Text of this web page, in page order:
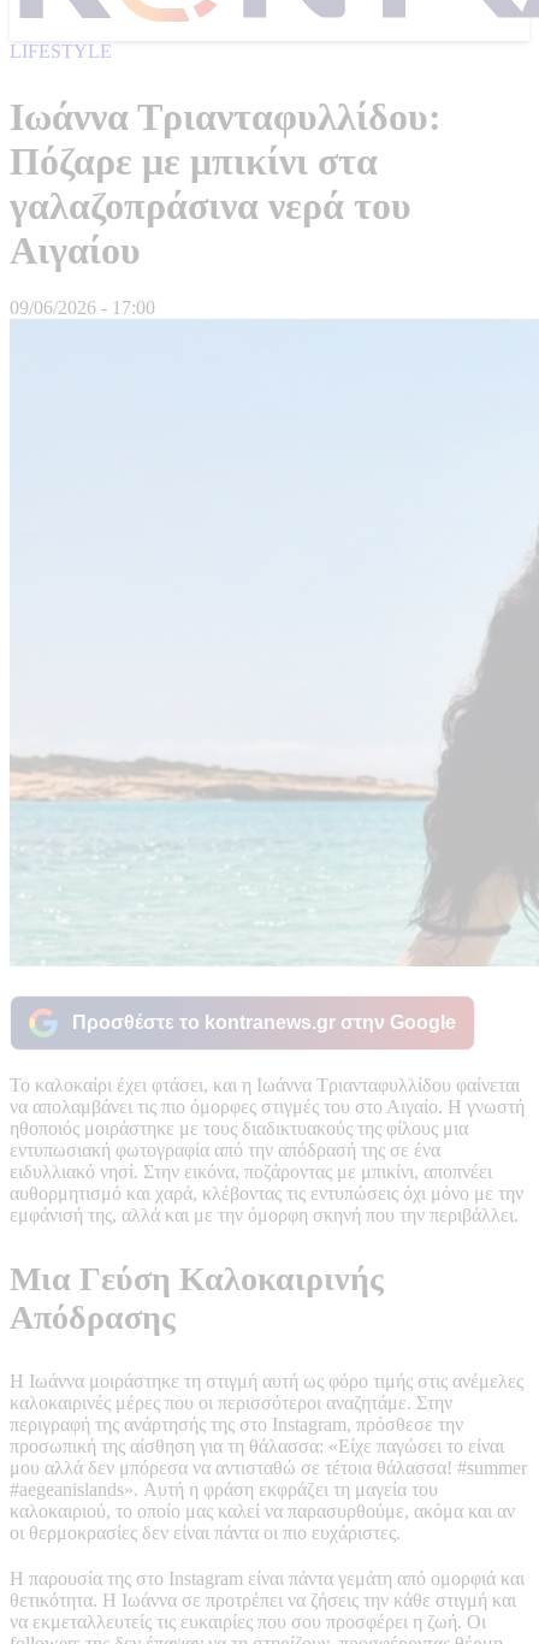
LIFESTYLE
Ιωάννα Τριανταφυλλίδου:
Πόζαρε με μπικίνι στα
γαλαζοπράσινα νερά του
Αιγαίου
09/06/2026 - 17:00
Προσθέστε το kontranews.gr στην Google
Το καλοκαίρι έχει φτάσει, και η Ιωάννα Τριανταφυλλίδου φαίνεται
να απολαμβάνει τις πιο όμορφες στιγμές του στο Αιγαίο. Η γνωστή
ηθοποιός μοιράστηκε με τους διαδικτυακούς της φίλους μια
εντυπωσιακή φωτογραφία από την απόδρασή της σε ένα
ειδυλλιακό νησί. Στην εικόνα, ποζάροντας με μπικίνι, αποπνέει
αυθορμητισμό και χαρά, κλέβοντας τις εντυπώσεις όχι μόνο με την
εμφάνισή της, αλλά και με την όμορφη σκηνή που την περιβάλλει.
Μια Γεύση Καλοκαιρινής
Απόδρασης
Η Ιωάννα μοιράστηκε τη στιγμή αυτή ως φόρο τιμής στις ανέμελες
καλοκαιρινές μέρες που οι περισσότεροι αναζητάμε. Στην
περιγραφή της ανάρτησής της στο Instagram, πρόσθεσε την
προσωπική της αίσθηση για τη θάλασσα: «Είχε παγώσει το είναι
μου αλλά δεν μπόρεσα να αντισταθώ σε τέτοια θάλασσα! #summer
#aegeanislands». Αυτή η φράση εκφράζει τη μαγεία του
καλοκαιριού, το οποίο μας καλεί να παρασυρθούμε, ακόμα και αν
οι θερμοκρασίες δεν είναι πάντα οι πιο ευχάριστες.
Η παρουσία της στο Instagram είναι πάντα γεμάτη από ομορφιά και
θετικότητα. Η Ιωάννα σε προτρέπει να ζήσεις την κάθε στιγμή και
να εκμεταλλευτείς τις ευκαιρίες που σου προσφέρει η ζωή. Οι